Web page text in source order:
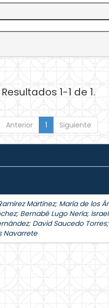
Resultados 1-1 de 1.
Anterior 1 Siguiente
Martínez; María de los
; Bernabé Lugo Nería;
; David Saucedo Torres;
Navarrete